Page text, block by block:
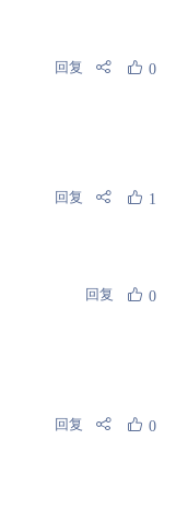
回复 0
回复 1
回复 0
回复 0